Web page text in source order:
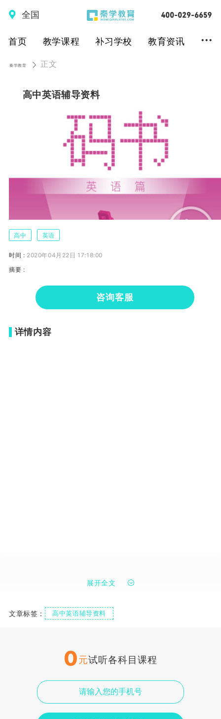
全国
首页 教学课程 补习学校 教育资讯 ...
秦学教育 正文
高中英语辅导资料
高中 英语
时间 : 2020年04月22日 17:18:00
摘要 :
咨询客服
详情内容
展开全文
文章标签： 高中英语辅导资料
0元试听各科目课程